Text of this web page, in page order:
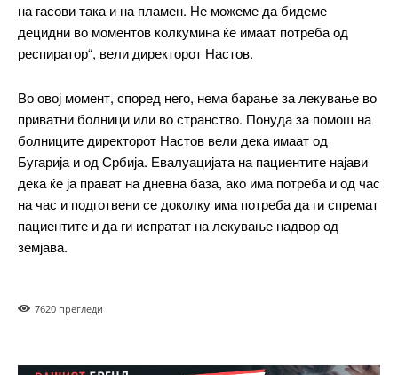
ИЗБЕРЕТЕ ПЛАН
Included for free:
Etiam est nibh, lobortis sit
Praesent euismod ac
Ut mollis pellentesque tortor
Nullam eu erat condimentum
Donec quis est ac felis
Orci varius natoque dolor
на гасови така и на пламен. Не можеме да бидеме
децидни во моментов колкумина ќе имаат потреба од
респиратор“, вели директорот Настов.
Во овој момент, според него, нема барање за лекување во
приватни болници или во странство. Понуда за помош на
болниците директорот Настов вели дека имаат од
Бугарија и од Србија. Евалуацијата на пациентите најави
дека ќе ја прават на дневна база, ако има потреба и од час
на час и подготвени се доколку има потреба да ги спремат
пациентите и да ги испратат на лекување надвор од
земјава.
7620 прегледи